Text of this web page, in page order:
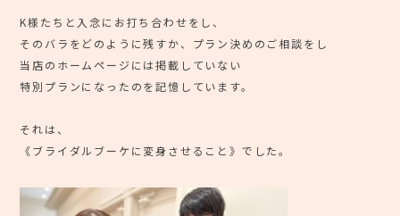
K様たちと入念にお打ち合わせをし、
そのバラをどのように残すか、プラン決めのご相談をし
当店のホームページには掲載していない
特別プランになったのを記憶しています。
それは、
《ブライダルブーケに変身させること》でした。